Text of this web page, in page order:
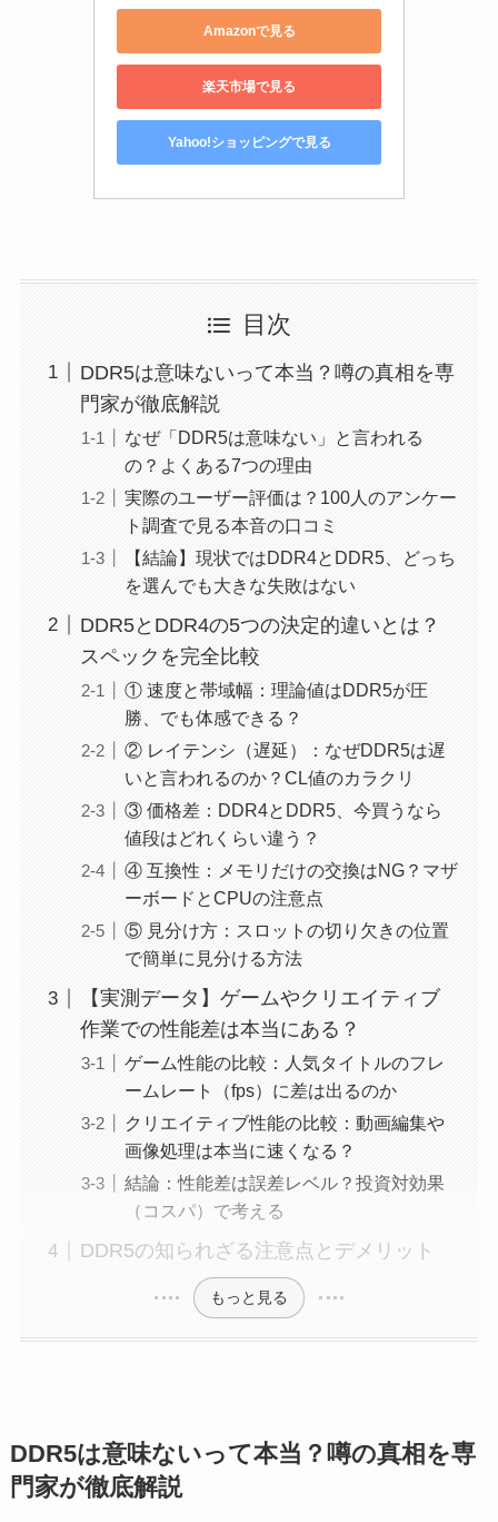
Amazonで見る
楽天市場で見る
Yahoo!ショッピングで見る
目次
DDR5は意味ないって本当？噂の真相を専
門家が徹底解説
なぜ「DDR5は意味ない」と言われる
の？よくある7つの理由
実際のユーザー評価は？100人のアンケー
ト調査で見る本音の口コミ
【結論】現状ではDDR4とDDR5、どっち
を選んでも大きな失敗はない
DDR5とDDR4の5つの決定的違いとは？
スペックを完全比較
① 速度と帯域幅：理論値はDDR5が圧
勝、でも体感できる？
② レイテンシ（遅延）：なぜDDR5は遅
いと言われるのか？CL値のカラクリ
③ 価格差：DDR4とDDR5、今買うなら
値段はどれくらい違う？
④ 互換性：メモリだけの交換はNG？マザ
ーボードとCPUの注意点
⑤ 見分け方：スロットの切り欠きの位置
で簡単に見分ける方法
【実測データ】ゲームやクリエイティブ
作業での性能差は本当にある？
ゲーム性能の比較：人気タイトルのフレ
ームレート（fps）に差は出るのか
クリエイティブ性能の比較：動画編集や
画像処理は本当に速くなる？
結論：性能差は誤差レベル？投資対効果
（コスパ）で考える
DDR5の知られざる注意点とデメリット
もっと見る
DDR5は意味ないって本当？噂の真相を専
門家が徹底解説